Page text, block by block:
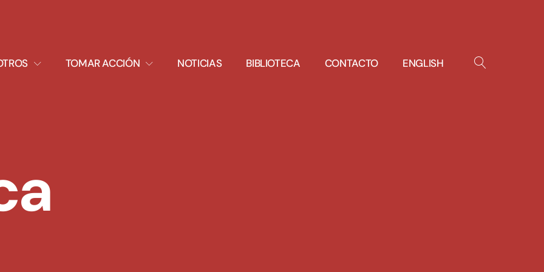
TOMAR ACCIÓN
EXPAND
DROPDOWN
NOTICIAS BIBLIOTECA CONTACTO ENGLISH